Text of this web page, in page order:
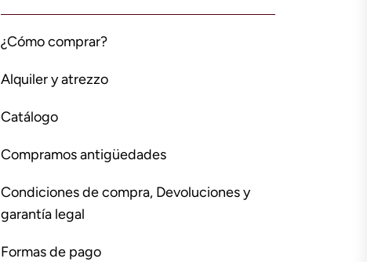
¿Cómo comprar?
Alquiler y atrezzo
Catálogo
Compramos antigüedades
Condiciones de compra, Devoluciones y
garantía legal
Formas de pago